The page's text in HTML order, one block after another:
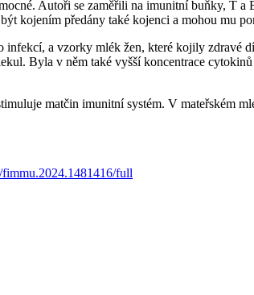
Autoři se zaměřili na imunitní buňky, T
kojením předány také kojenci a mohou mu
a vzorky mlék žen, které kojily zdravé
Byla v něm také vyšší koncentrace
matčin imunitní systém. V mateřském
full